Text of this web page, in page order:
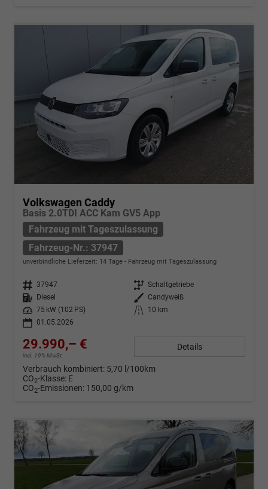
Volkswagen Caddy
Basis 2.0TDI ACC Kam GV5 App
Fahrzeug mit Tageszulassung
Fahrzeug-Nr.: 37947
unverbindliche Lieferzeit: 14 Tage Fahrzeug mit Tageszulassung
Fahrzeug-Nr. 37947 Getriebe Schaltgetriebe
Kraftstoff
Diesel Außenfarbe Candyweiß
Leistung
75 kW (102 PS) Kilometerstand
10 km
01.05.2026
29.990,– €
incl. 19% MwSt.
Details
Verbrauch kombiniert: 5,70 l/100km
CO2-Klasse: E
CO2-Emissionen: 150,00 g/km